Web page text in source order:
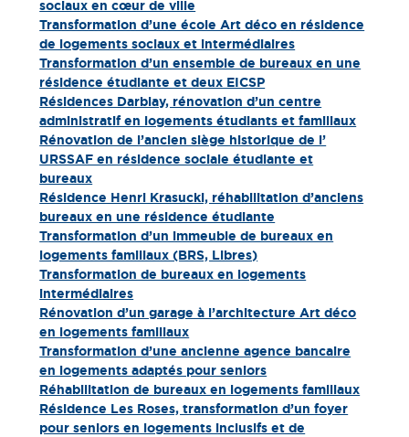
sociaux en cœur de ville
Transformation d’une école Art déco en résidence
de logements sociaux et intermédiaires
Transformation d’un ensemble de bureaux en une
résidence étudiante et deux EICSP
Résidences Darblay, rénovation d’un centre
administratif en logements étudiants et familiaux
Rénovation de l’ancien siège historique de l’
URSSAF en résidence sociale étudiante et
bureaux
Résidence Henri Krasucki, réhabilitation d’anciens
bureaux en une résidence étudiante
Transformation d’un immeuble de bureaux en
logements familiaux (BRS, Libres)
Transformation de bureaux en logements
intermédiaires
Rénovation d’un garage à l’architecture Art déco
en logements familiaux
Transformation d’une ancienne agence bancaire
en logements adaptés pour seniors
Réhabilitation de bureaux en logements familiaux
Résidence Les Roses, transformation d’un foyer
pour seniors en logements inclusifs et de